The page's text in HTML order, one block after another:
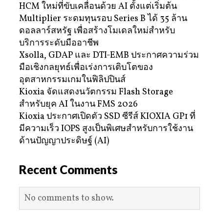
HCM ใหม่ที่ขับเคลื่อนด้วย AI ตั้งแต่เริ่มต้น
Multiplier ระดมทุนรอบ Series B ได้ 35 ล้าน
ดอลลาร์สหรัฐ เพื่อสร้างโมเดลใหม่สำหรับ
บริการระดับมืออาชีพ
Xsolla, GDAP และ DTI-EMB ประกาศความร่วม
มือเชิงกลยุทธ์เพื่อเร่งการเติบโตของ
อุตสาหกรรมเกมในฟิลิปปินส์
Kioxia จัดแสดงนวัตกรรม Flash Storage
สำหรับยุค AI ในงาน FMS 2026
Kioxia ประกาศเปิดตัว SSD ซีรีส์ KIOXIA GP1 ที่
มีความเร็ว IOPS สูงเป็นพิเศษสำหรับการใช้งาน
ด้านปัญญาประดิษฐ์ (AI)
Recent Comments
No comments to show.